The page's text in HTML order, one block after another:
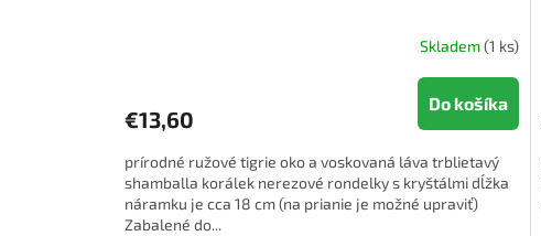
Skladem(1 ks)
€13,60
Do košíka
prírodné ružové tigrie oko a voskovaná láva trblietavý
shamballa korálek nerezové rondelky s kryštálmi dĺžka
náramku je cca 18 cm (na prianie je možné upraviť)
Zabalené do...